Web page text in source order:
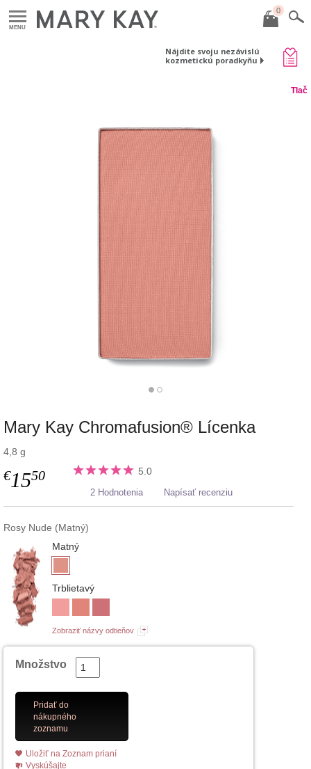
MENU
0
Nájdite svoju nezávislú
kozmetickú poradkyňu
Tlač
Mary Kay Chromafusion® Lícenka
4,8 g
€1550 5.0
2 Hodnotenia Napísať recenziu
Rosy Nude (Matný)
Matný
Trblietavý
Zobraziť názvy odtieňov
Množstvo
Pridať do
nákupného
zoznamu
Uložiť na Zoznam prianí
Vyskúšajte